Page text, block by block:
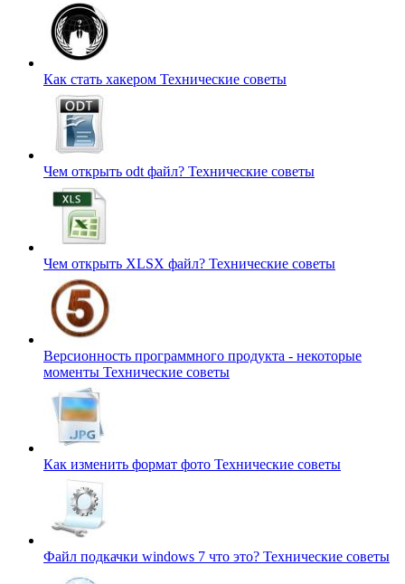
Как стать хакером Технические советы
Чем открыть odt файл? Технические советы
Чем открыть XLSX файл? Технические советы
Версионность программного продукта - некоторые
моменты Технические советы
Как изменить формат фото Технические советы
Файл подкачки windows 7 что это? Технические советы